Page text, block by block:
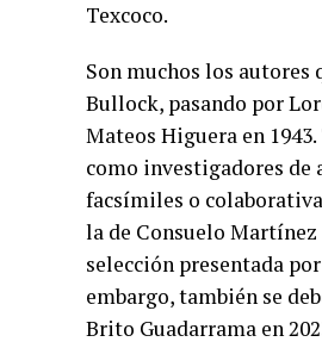
Texcoco.
Son muchos los
Bullock, pasando por
Mateos Higuera en
como investigadores de
facsímiles o
la de Consuelo Martínez
selección presentada
embargo, también se
Brito Guadarrama en